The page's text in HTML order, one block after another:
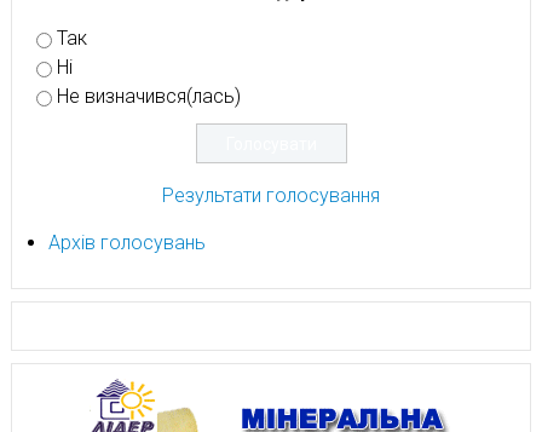
Так
Ні
Не визначився(лась)
Результати голосування
Архів голосувань